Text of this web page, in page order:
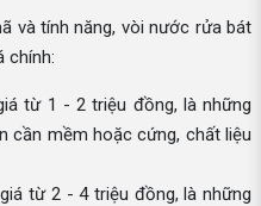
và tính năng, vòi nước rửa bát
chính:
từ 1 - 2 triệu đồng, là những
cần mềm hoặc cứng, chất liệu
từ 2 - 4 triệu đồng, là những